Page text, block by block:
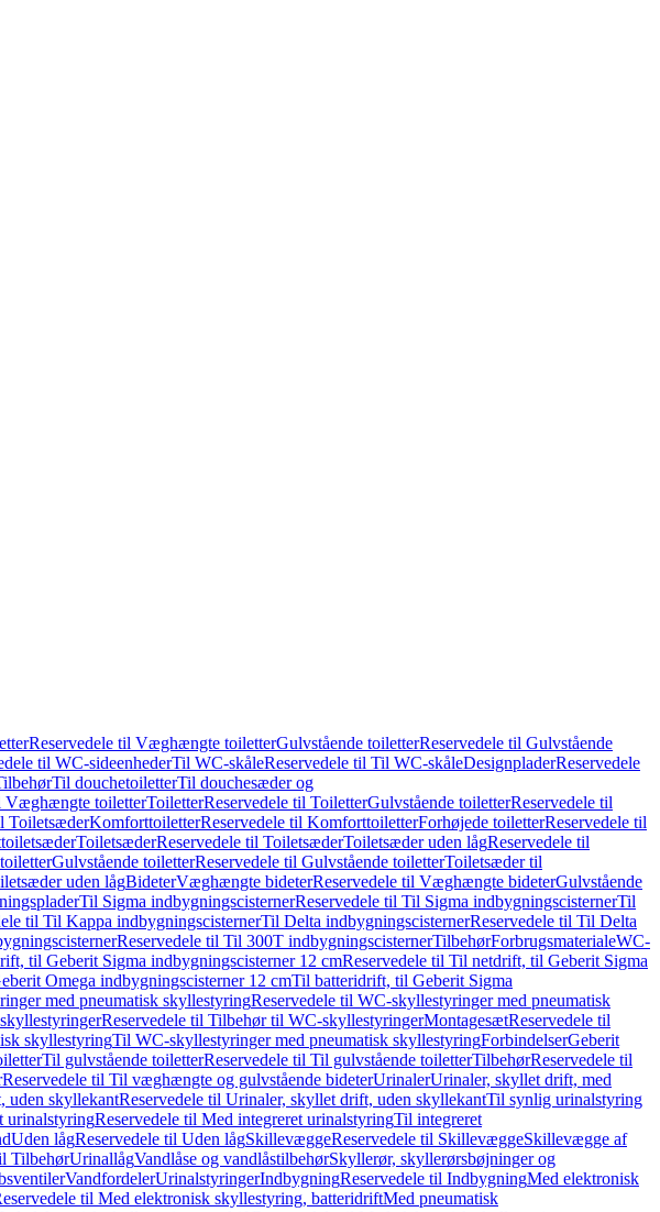
Reservedele til Væghængte toiletterGulvstående toiletterReservedele til Gulvstående
til WC-sideenhederTil WC-skåleReservedele til Til WC-skåleDesignpladerReservedele
Til douchetoiletterTil douchesæder og
Væghængte toiletterToiletterReservedele til ToiletterGulvstående toiletterReservedele til
ToiletsæderKomforttoiletterReservedele til KomforttoiletterForhøjede toiletterReservedele til
ToiletsæderReservedele til ToiletsæderToiletsæder uden lågReservedele til
Gulvstående toiletterReservedele til Gulvstående toiletterToiletsæder til
uden lågBideterVæghængte bideterReservedele til Væghængte bideterGulvstående
Til Sigma indbygningscisternerReservedele til Til Sigma indbygningscisternerTil
til Til Kappa indbygningscisternerTil Delta indbygningscisternerReservedele til Til Delta
Reservedele til Til 300T indbygningscisternerTilbehørForbrugsmaterialeWC-
til Geberit Sigma indbygningscisterner 12 cmReservedele til Til netdrift, til Geberit Sigma
Omega indbygningscisterner 12 cmTil batteridrift, til Geberit Sigma
med pneumatisk skyllestyringReservedele til WC-skyllestyringer med pneumatisk
Reservedele til Tilbehør til WC-skyllestyringerMontagesætReservedele til
skyllestyringTil WC-skyllestyringer med pneumatisk skyllestyringForbindelserGeberit
Til gulvstående toiletterReservedele til Til gulvstående toiletterTilbehørReservedele til
Reservedele til Til væghængte og gulvstående bideterUrinalerUrinaler, skyllet drift, med
uden skyllekantReservedele til Urinaler, skyllet drift, uden skyllekantTil synlig urinalstyring
urinalstyringReservedele til Med integreret urinalstyringTil integreret
Uden lågReservedele til Uden lågSkillevæggeReservedele til SkillevæggeSkillevægge af
TilbehørUrinallågVandlåse og vandlåstilbehørSkyllerør, skyllerørsbøjninger og
VandfordelerUrinalstyringerIndbygningReservedele til IndbygningMed elektronisk
til Med elektronisk skyllestyring, batteridriftMed pneumatisk